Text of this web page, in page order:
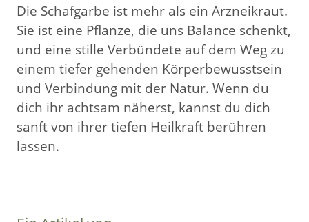
Die Schafgarbe ist mehr als ein Arzneikraut.
Sie ist eine Pflanze, die uns Balance schenkt,
und eine stille Verbündete auf dem Weg zu
einem tiefer gehenden Körperbewusstsein
und Verbindung mit der Natur. Wenn du
dich ihr achtsam näherst, kannst du dich
sanft von ihrer tiefen Heilkraft berühren
lassen.